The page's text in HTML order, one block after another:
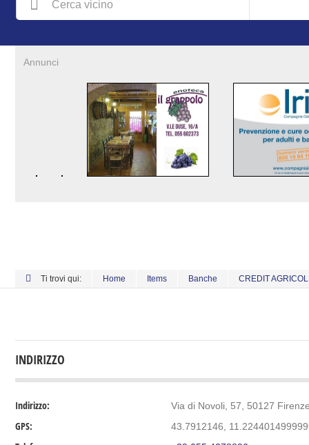
Annunci
Ti trovi qui: Home Items Banche CREDIT
INDIRIZZO
Indirizzo: Via di Novoli, 57, 50127
GPS: 43.7912146,